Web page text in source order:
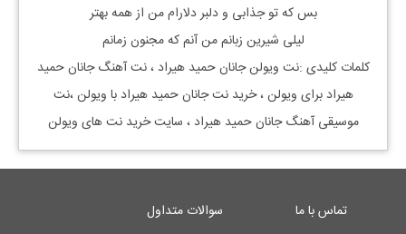
بس که تو جذابی و دلبر دلارام من از همه بهتر
لیلی شیرین زبانم من آنم که مجنون زمانم
کلمات کلیدی :نت ویولن جانان حمید هیراد ، نت آهنگ جانان حمید
هیراد برای ویولن ، خرید نت جانان حمید هیراد با ویولن ،نت
موسیقی آهنگ جانان حمید هیراد ، سایت خرید نت های ویولن
تماس با ما
سوالات متداول